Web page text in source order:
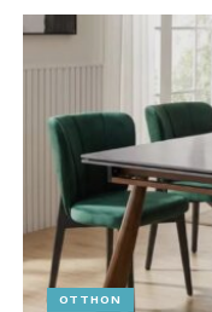
OTTHON